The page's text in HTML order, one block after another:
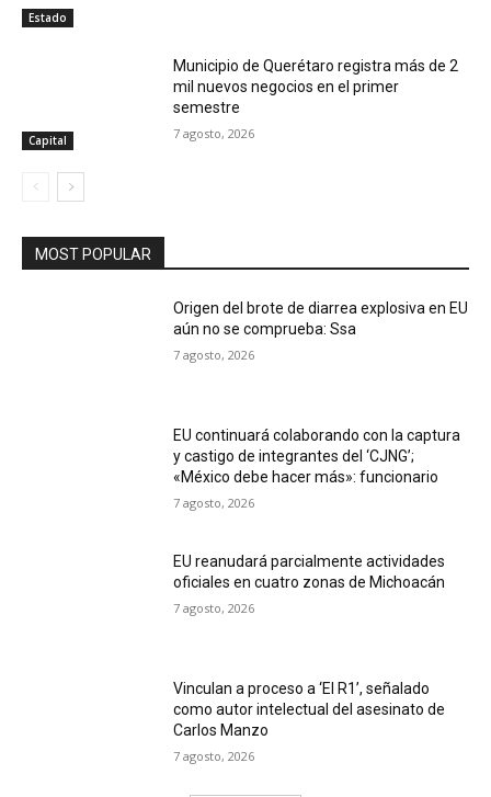
Estado
Capital
Municipio de Querétaro registra más de 2
mil nuevos negocios en el primer
semestre
7 agosto, 2026
MOST POPULAR
Origen del brote de diarrea explosiva en EU
aún no se comprueba: Ssa
7 agosto, 2026
EU continuará colaborando con la captura
y castigo de integrantes del ‘CJNG’;
«México debe hacer más»: funcionario
7 agosto, 2026
EU reanudará parcialmente actividades
oficiales en cuatro zonas de Michoacán
7 agosto, 2026
Vinculan a proceso a ‘El R1’, señalado
como autor intelectual del asesinato de
Carlos Manzo
7 agosto, 2026